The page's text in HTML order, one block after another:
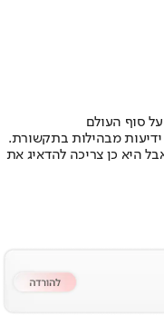
סוף העולם
מבהילות בתקשורת.
היא כן צריכה להדאיג את